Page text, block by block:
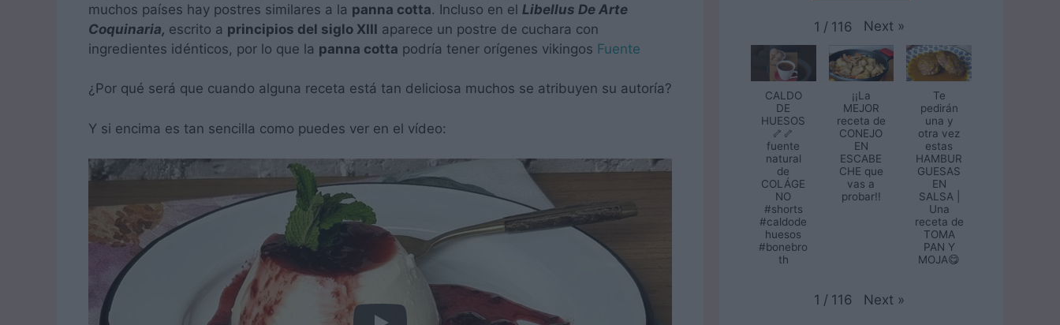
muchos países hay postres similares a la panna cotta. Incluso en el Libellus De Arte
Coquinaria, escrito a principios del siglo XIII aparece un postre de cuchara con
ingredientes idénticos, por lo que la panna cotta podría tener orígenes vikingos Fuente
¿Por qué será que cuando alguna receta está tan deliciosa muchos se atribuyen su autoría?
Y si encima es tan sencilla como puedes ver en el vídeo:
1 / 116 Next »
CALDO
DE
HUESOS
🦴🦴
fuente
natural
de
COLÁGE
NO
#shorts
#caldode
huesos
#bonebro
th
¡¡La
MEJOR
receta de
CONEJO
EN
ESCABE
CHE que
vas a
probar!!
Te
pedirán
una y
otra vez
estas
HAMBUR
GUESAS
EN
SALSA |
Una
receta de
TOMA
PAN Y
MOJA😋
1 / 116 Next »